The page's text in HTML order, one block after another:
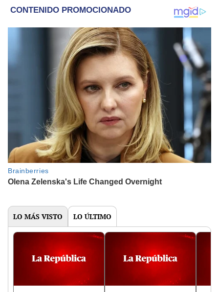
LO MÁS VISTO LO ÚLTIMO